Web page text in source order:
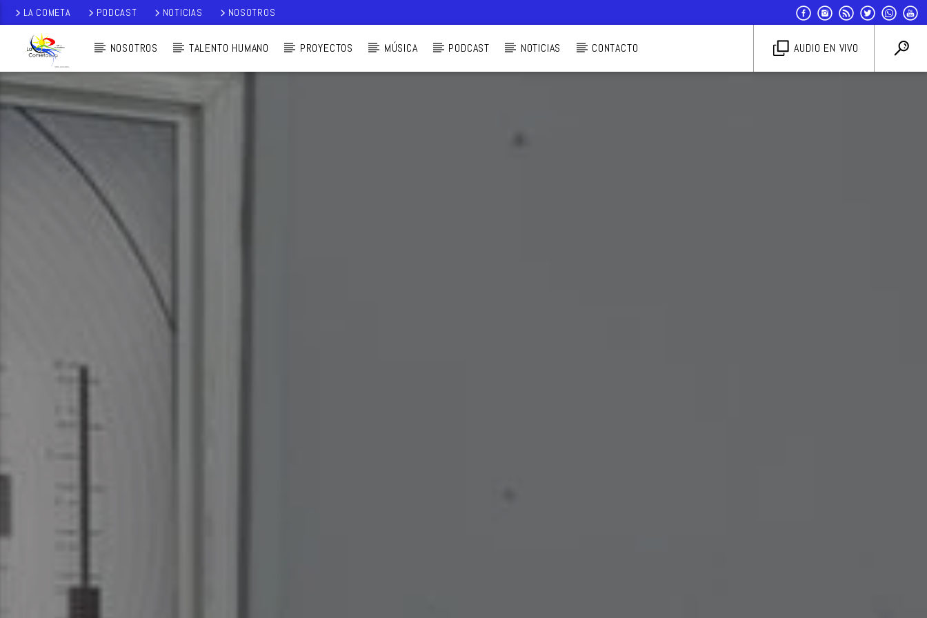
LA COMETA PODCAST NOTICIAS NOSOTROS
NOSOTROS TALENTO HUMANO PROYECTOS MÚSICA PODCAST NOTICIAS CONTACTO AUDIO EN VIVO
AUDIO EN VI
VO
LA COMETA,
SEÑALES A CIELO
ABIERTO